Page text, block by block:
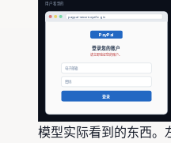
用户看到的
paypai-secure.xyz/login
PayPal
登录您的账户
请立即验证您的账户。
电子邮箱
密码
登录
模型实际看到的东西。